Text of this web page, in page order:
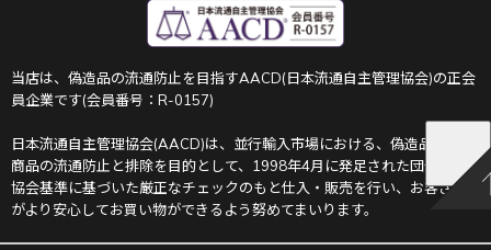
当店は、偽造品の流通防止を目指すAACD(日本流通自主管理協会)の正会
員企業です(会員番号：R-0157)
日本流通自主管理協会(AACD)は、並行輸入市場における、偽造品や不正
商品の流通防止と排除を目的として、1998年4月に発足された団体です。
協会基準に基づいた厳正なチェックのもと仕入・販売を行い、お客さま
がより安心してお買い物ができるよう努めてまいります。